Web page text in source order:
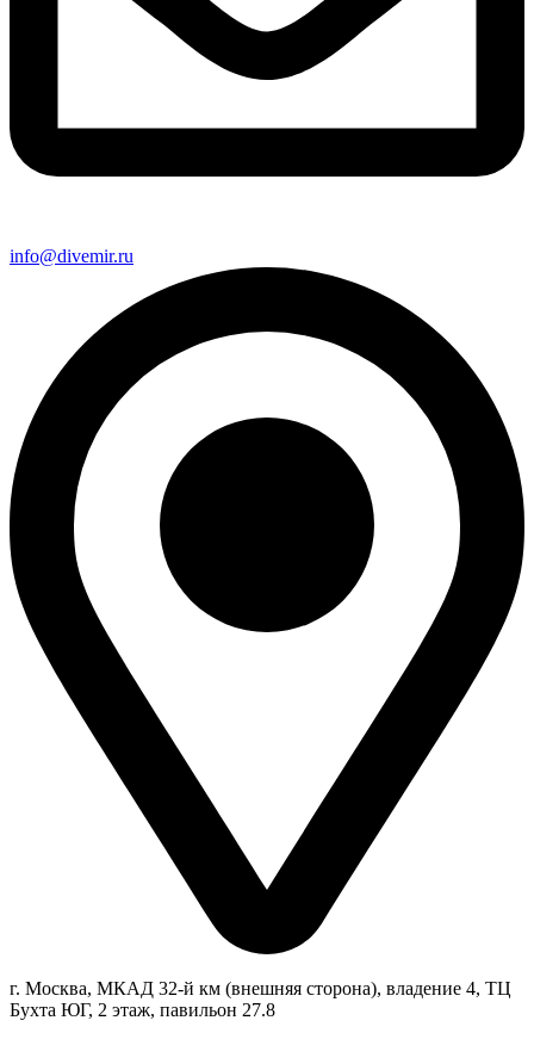
info@divemir.ru
г. Москва, МКАД 32-й км (внешняя сторона), владение 4, ТЦ
Бухта ЮГ, 2 этаж, павильон 27.8